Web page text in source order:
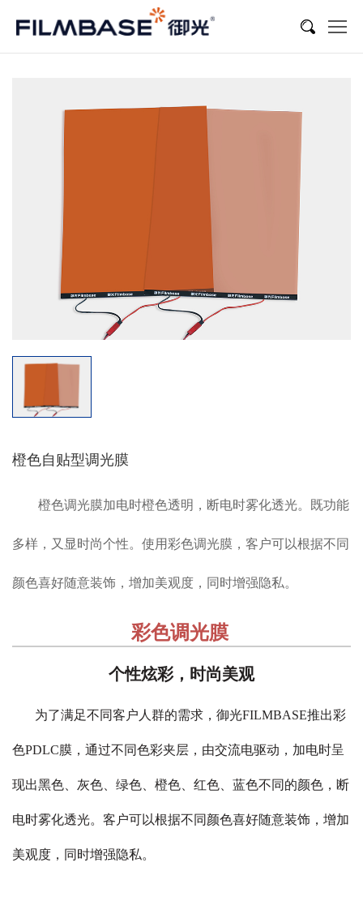
橙色自贴型调光膜
橙色调光膜加电时橙色透明，断电时雾化透光。既功能
多样，又显时尚个性。使用彩色调光膜，客户可以根据不同
颜色喜好随意装饰，增加美观度，同时增强隐私。
彩色调光膜
个性炫彩，时尚美观
为了满足不同客户人群的需求，御光FILMBASE推出彩
色PDLC膜，通过不同色彩夹层，由交流电驱动，加电时呈
现出黑色、灰色、绿色、橙色、红色、蓝色不同的颜色，断
电时雾化透光。客户可以根据不同颜色喜好随意装饰，增加
美观度，同时增强隐私。